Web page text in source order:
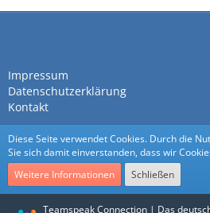
Impressum
Datenschutzerklärung
Kontakt
Community-Software:
Teamspeak Connection | Das
Diese Seite verwendet Cookies. Durch die
Sie sich damit einverstanden, dass wir
Weitere Informationen
Schließen